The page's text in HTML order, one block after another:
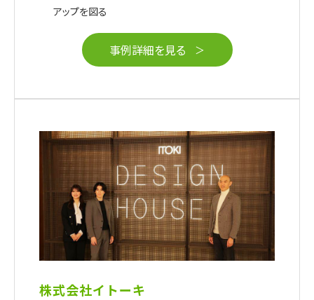
アップを図る
事例詳細を見る
株式会社イトーキ